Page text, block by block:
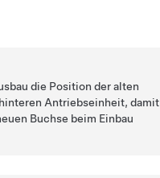
die Position der alten
Antriebseinheit, damit
Buchse beim Einbau